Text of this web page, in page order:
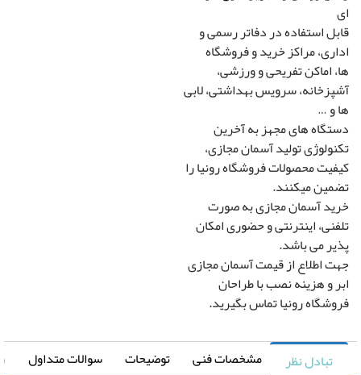
استفاده در دفاتر رسمی و
مراکز خرید و فروشگاه
اماکن تفریحی و ورزشی،
سرویس بهداشتی، لابی
…
های مجهز به آخرین
تولید آسمان مجازی،
محصولات فروشگاه رونیا را
میکنند.
آسمان مجازی به صورت
اینترنتی و حضوری امکان
می باشد.
اطلاع از قیمت آسمان مجازی
و هزینه نصب با طراحان
رونیا تماس بگیرید.
تبادل نظر مشخصات فنی توضیحات سوالات متداول